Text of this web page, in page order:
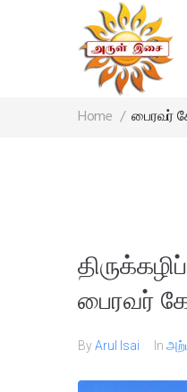
Home / பைரவர்
பைரவர்
ByArul Isai In